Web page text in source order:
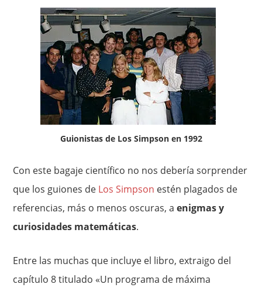
Guionistas de Los Simpson en 1992
Con este bagaje científico no nos debería sorprender
que los guiones de Los Simpson estén plagados de
referencias, más o menos oscuras, aenigmas y
curiosidades matemáticas.
Entre las muchas que incluye el libro, extraigo del
capítulo 8 titulado «Un programa de máxima